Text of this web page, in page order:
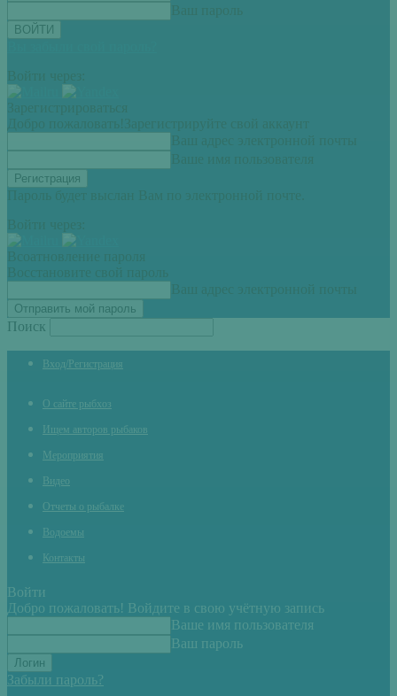
Ваш пароль
Войти через:
Зарегистрироваться
Добро пожаловать! Зарегистрируйте свой аккаунт
Ваш адрес электронной почты
Ваше имя пользователя
Пароль будет выслан Вам по электронной почте.
Войти через:
Всоатновление пароля
Восстановите свой пароль
Ваш адрес электронной почты
Поиск
Вход/Регистрация
О сайте рыбхоз
Ищем авторов рыбаков
Мероприятия
Видео
Отчеты о рыбалке
Водоемы
Контакты
Войти
Добро пожаловать! Войдите в свою учётную запись
Ваше имя пользователя
Ваш пароль
Забыли пароль?